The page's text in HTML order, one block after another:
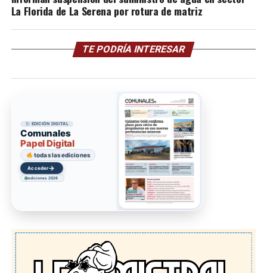
La Florida de La Serena por rotura de matriz
TE PODRÍA INTERESAR
EDICIÓN DIGITAL
Comunales
Papel Digital
todas las ediciones
Acceder→
ediciones 2026